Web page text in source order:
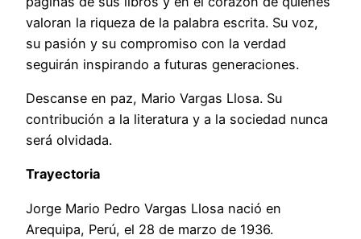
valoran la riqueza de la palabra escrita. Su voz,
su pasión y su compromiso con la verdad
seguirán inspirando a futuras generaciones.
Descanse en paz, Mario Vargas Llosa. Su
contribución a la literatura y a la sociedad nunca
será olvidada.
Trayectoria
Jorge Mario Pedro Vargas Llosa nació en
Arequipa, Perú, el 28 de marzo de 1936.